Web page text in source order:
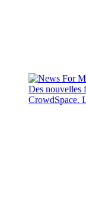
Des nouvelles
CrowdSpace.